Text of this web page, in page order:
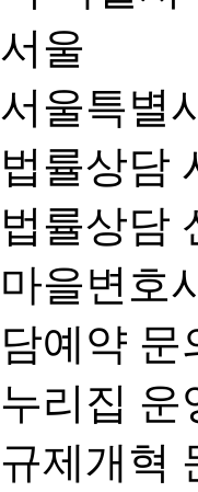
서울특별
법률상담
법률상담
마을변호
담예약 문
누리집 운
규제개혁